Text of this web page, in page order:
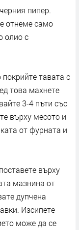
пипер.
отнеме само
олио с
тавата с
това махнете
3-4 пъти със
върху месото и
от фурната и
върху
мазнина от
дупчена
Изсипете
може да се